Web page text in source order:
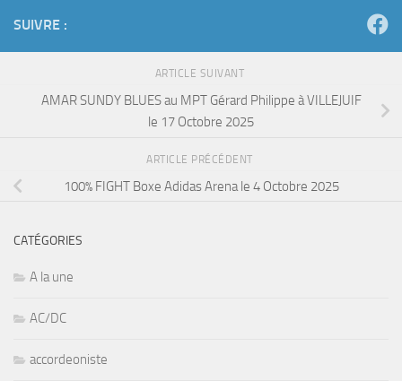
SUIVRE :
ARTICLE SUIVANT
AMAR SUNDY BLUES au MPT Gérard Philippe à VILLEJUIF
le 17 Octobre 2025
ARTICLE PRÉCÉDENT
100% FIGHT Boxe Adidas Arena le 4 Octobre 2025
CATÉGORIES
A la une
AC/DC
accordeoniste